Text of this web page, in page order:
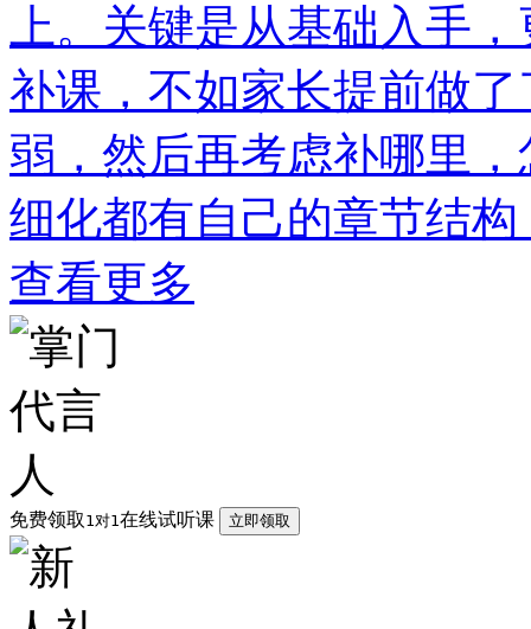
上。关键是从基础入手
补课，不如家长提前做
弱，然后再考虑补哪里
细化都有自己的章节结
查看更多
免费领取 1对1在线试听课 立即领取